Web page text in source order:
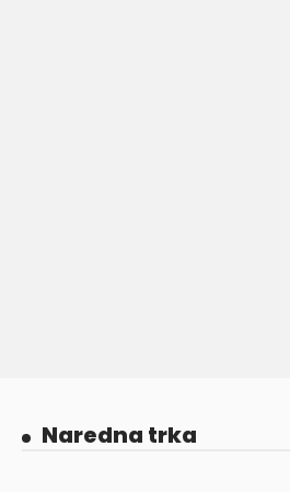
Naredna trka